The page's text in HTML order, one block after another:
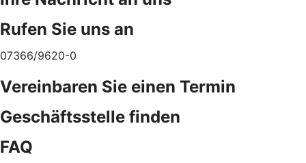
Rufen Sie uns an
07366/9620-0
Vereinbaren Sie einen Termin
Geschäftsstelle finden
FAQ